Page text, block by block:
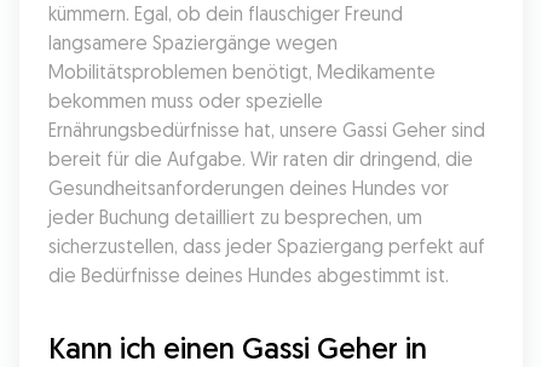
kümmern. Egal, ob dein flauschiger Freund
langsamere Spaziergänge wegen
Mobilitätsproblemen benötigt, Medikamente
bekommen muss oder spezielle
Ernährungsbedürfnisse hat, unsere Gassi Geher sind
bereit für die Aufgabe. Wir raten dir dringend, die
Gesundheitsanforderungen deines Hundes vor
jeder Buchung detailliert zu besprechen, um
sicherzustellen, dass jeder Spaziergang perfekt auf
die Bedürfnisse deines Hundes abgestimmt ist.
Kann ich einen Gassi Geher in